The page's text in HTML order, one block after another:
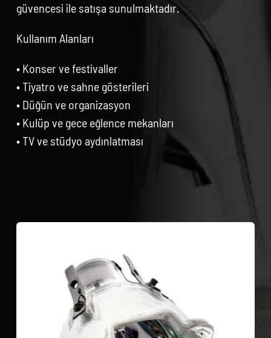
güvencesi ile satışa sunulmaktadır.
Kullanım Alanları
• Konser ve festivaller
• Tiyatro ve sahne gösterileri
• Düğün ve organizasyon
• Kulüp ve gece eğlence mekanları
• TV ve stüdyo aydınlatması